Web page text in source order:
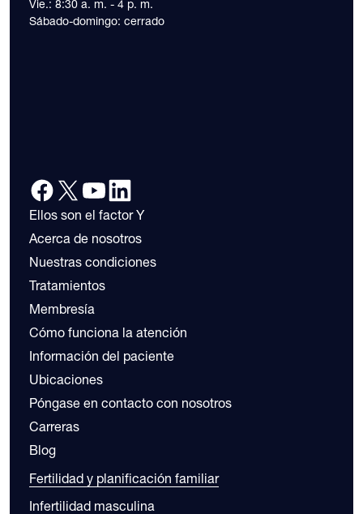
Vie.: 8:30 a. m. - 4 p. m.
Sábado-domingo: cerrado
Ellos son el factor Y
Acerca de nosotros
Nuestras condiciones
Tratamientos
Membresía
Cómo funciona la atención
Información del paciente
Ubicaciones
Póngase en contacto con nosotros
Carreras
Blog
Fertilidad y planificación familiar
Infertilidad masculina